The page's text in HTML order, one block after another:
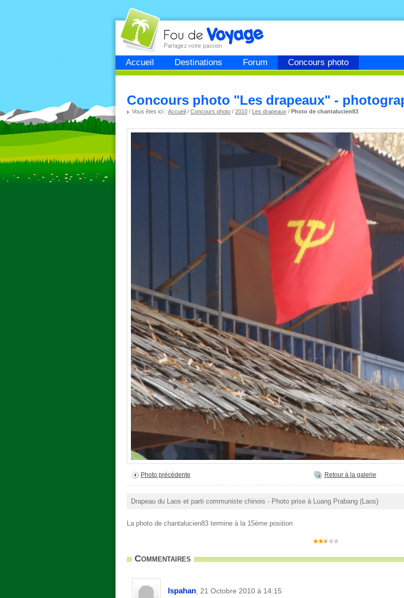
Accueil Destinations Forum Concours photo
Fou devoyage
Concours photo "Les drapeaux" -
Vous êtes ici : Accueil/ Concours photo/ 2010/ Les drapeaux / Photo de chantalucien83
Photo précédente Retour à la galerie
Drapeau du Laos et parti communiste chinois - Photo prise à Luang Prabang (Laos)
La photo de chantalucien83 termine à la 15ème position
Commentaires
Ispahan, 21 Octobre 2010 à 14:15